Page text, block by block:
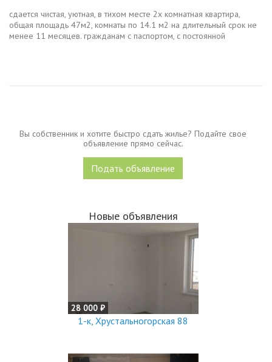
сдается чистая, уютная, в тихом месте 2х комнатная квартира,
общая площадь 47м2, комнаты по 14.1 м2 на длительный срок не
менее 11 месяцев. гражданам с паспортом, с постоянной
Вы собственник и хотите быстро сдать жилье? Подайте свое
объявление прямо сейчас.
Подать объявление
Новые объявления
28 000 ₽
1-к, Хрустальногорская 88